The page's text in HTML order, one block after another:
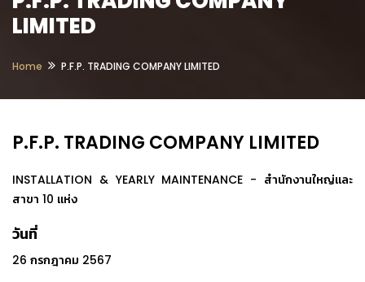
LIMITED
Home P.F.P. TRADING COMPANY LIMITED
P.F.P. TRADING COMPANY LIMITED
INSTALLATION & YEARLY MAINTENANCE - สำนักงานใหญ่และ
สาขา 10 แห่ง
วันที่
26 กรกฎาคม 2567